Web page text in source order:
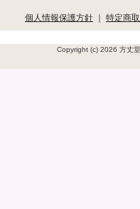
個人情報保護方針 ｜ 特定商
Copyright (c) 2026 方丈